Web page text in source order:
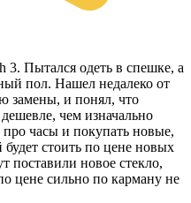
3. Пытался одеть в спешке, а
пол. Нашел недалеко от
замены, и понял, что
чем изначально
часы и покупать новые,
стоить по цене новых
новое стекло,
цене сильно по карману не